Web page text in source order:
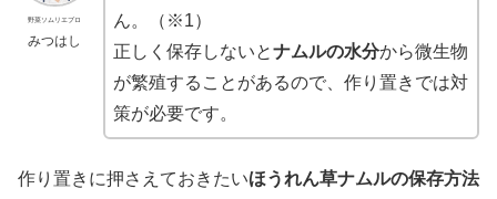
野菜ソムリエプロ
みつはし
ん。（※1）
正しく保存しないとナムルの水分から微生物
が繁殖することがあるので、作り置きでは対
策が必要です。
作り置きに押さえておきたいほうれん草ナムルの保存方法